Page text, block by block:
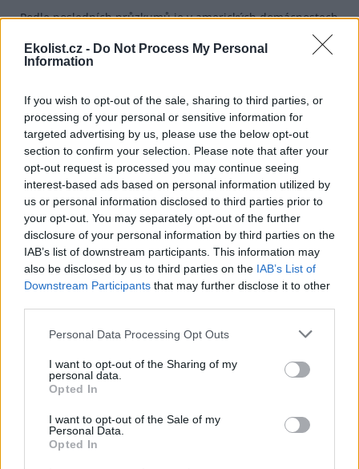
Ekolist.cz - Do Not Process My Personal
Information
If you wish to opt-out of the sale, sharing to third parties, or
processing of your personal or sensitive information for
targeted advertising by us, please use the below opt-out
section to confirm your selection. Please note that after your
opt-out request is processed you may continue seeing
interest-based ads based on personal information utilized by
us or personal information disclosed to third parties prior to
your opt-out. You may separately opt-out of the further
disclosure of your personal information by third parties on the
IAB’s list of downstream participants. This information may
also be disclosed by us to third parties on the IAB’s List of
Downstream Participants that may further disclose it to other
Personal Data Processing Opt Outs
I want to opt-out of the Sharing of my
personal data.
Opted In
I want to opt-out of the Sale of my
Personal Data.
Opted In
Podle posledních průzkumů je v amerických domácnostech
asi 85 milionů koček. Až 22 procent jejich majitelů sleduje
programy, o kterých si myslí, že jsou oblíbeny také u jejich
miláčků.
reklama